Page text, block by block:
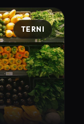
TERNI